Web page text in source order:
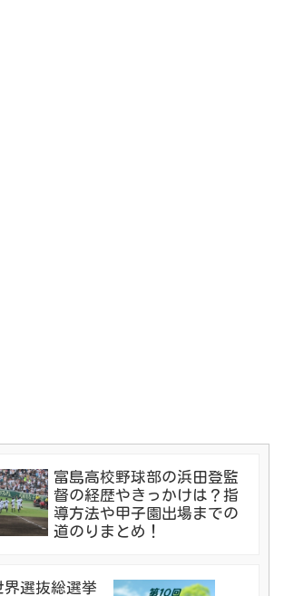
富島高校野球部の浜田登監
督の経歴やきっかけは？指
導方法や甲子園出場までの
道のりまとめ！
界選抜総選挙